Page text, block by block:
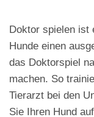
Doktor spielen ist
Hunde einen
das Doktorspiel
machen. So
Tierarzt bei den
Sie Ihren Hund